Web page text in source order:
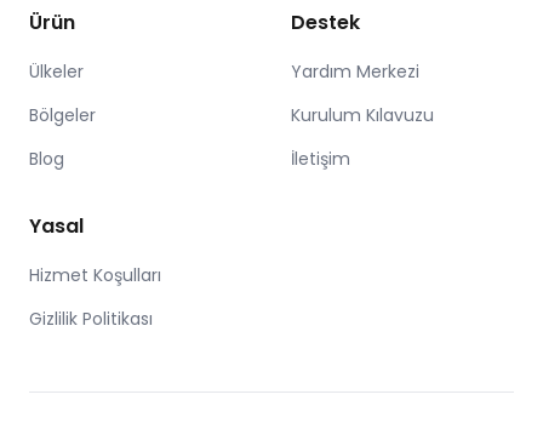
Ürün
Ülkeler
Bölgeler
Blog
Destek
Yardım Merkezi
Kurulum Kılavuzu
İletişim
Yasal
Hizmet Koşulları
Gizlilik Politikası